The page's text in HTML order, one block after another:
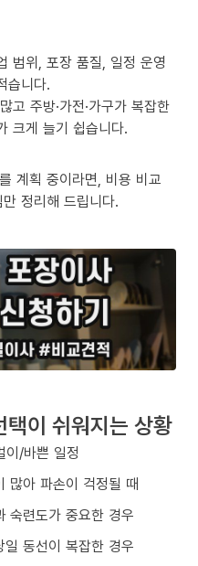
범위, 포장 품질, 일정 운영
습니다.
고 주방·가전·가구가 복잡한
크게 늘기 쉽습니다.
계획 중이라면, 비용 비교
정리해 드립니다.
이 쉬워지는 상황
이/바쁜 일정
많아 파손이 걱정될 때
숙련도가 중요한 경우
일 동선이 복잡한 경우